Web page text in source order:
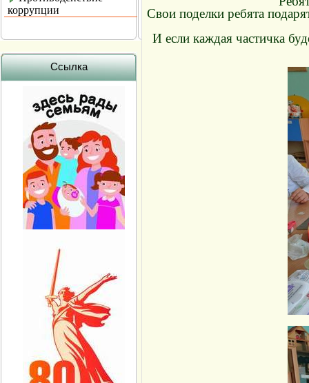
коррупции
Ссылка
Свои поделки ребята
И если каждая частичка